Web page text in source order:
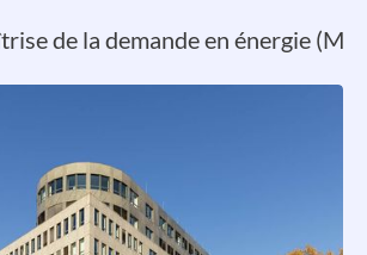
de la demande en énergie